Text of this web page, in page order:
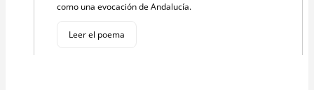
como una evocación de Andalucía.
Leer el poema